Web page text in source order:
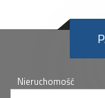
Nieruchomość